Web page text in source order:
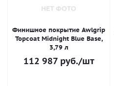
Финишное покрытие Awlgrip
Topcoat Midnight Blue Base,
3,79 л
112 987руб./шт